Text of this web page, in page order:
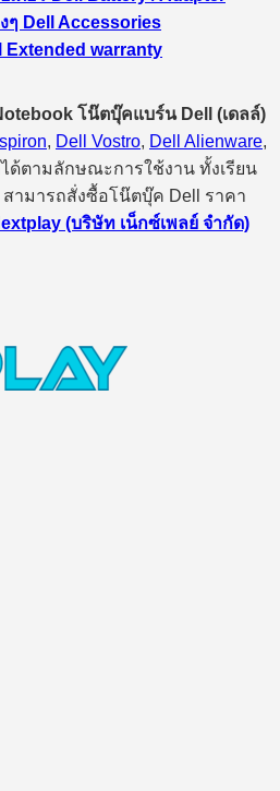
ๆ Dell Accessories
Extended warranty
โน๊ตบุ๊คแบร์น Dell (เดลล์)
, Dell Vostro, Dell Alienware,
ด้ตามลักษณะการใช้งาน ทั้งเรียน
สามารถสั่งซื้อโน๊ตบุ๊ค Dell ราคา
(บริษัท เน็กซ์เพลย์ จำกัด)